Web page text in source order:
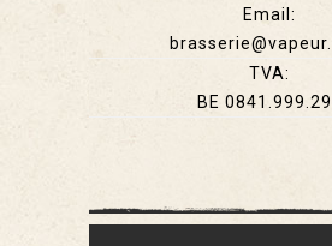
Email:
TVA:
BE